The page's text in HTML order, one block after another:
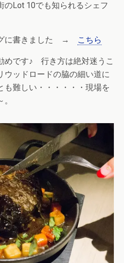
のLot 10でも知られるシェフ
グに書きました → こちら
めです♪ 行き方は絶対迷うこ
ウッドロードの脇の細い道に
も難しい・・・・・・現場を